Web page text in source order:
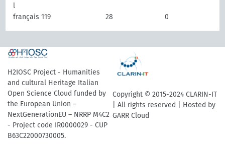
l
français 119 28 0
H2IOSC Project - Humanities
and cultural Heritage Italian
Open Science Cloud funded by
the European Union –
NextGenerationEU – NRRP M4C2
- Project code IR0000029 - CUP
B63C22000730005.
Copyright © 2015-2024 CLARIN-IT
| All rights reserved | Hosted by
GARR Cloud